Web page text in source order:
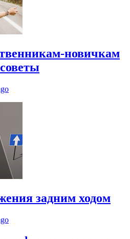
новичкам
задним ходом